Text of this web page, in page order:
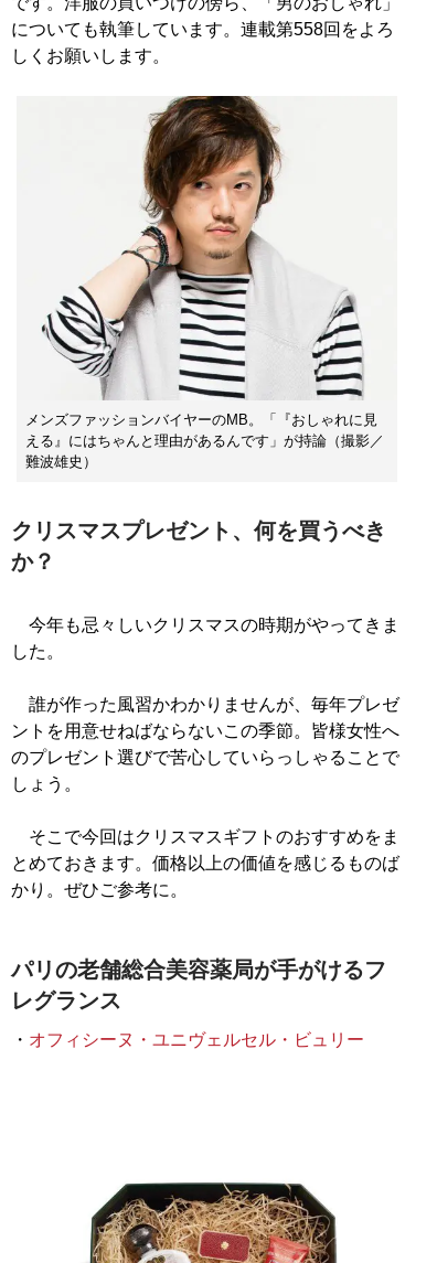
についても執筆しています。連載第558回をよろ
しくお願いします。
メンズファッションバイヤーのMB。「『おしゃれに見
える』にはちゃんと理由があるんです」が持論（撮影／
難波雄史）
クリスマスプレゼント、何を買うべき
か？
今年も忌々しいクリスマスの時期がやってきま
した。
誰が作った風習かわかりませんが、毎年プレゼ
ントを用意せねばならないこの季節。皆様女性へ
のプレゼント選びで苦心していらっしゃることで
しょう。
そこで今回はクリスマスギフトのおすすめをま
とめておきます。価格以上の価値を感じるものば
かり。ぜひご参考に。
パリの老舗総合美容薬局が手がけるフ
レグランス
・ オフィシーヌ・ユニヴェルセル・ビュリー